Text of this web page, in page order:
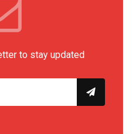
to stay updated